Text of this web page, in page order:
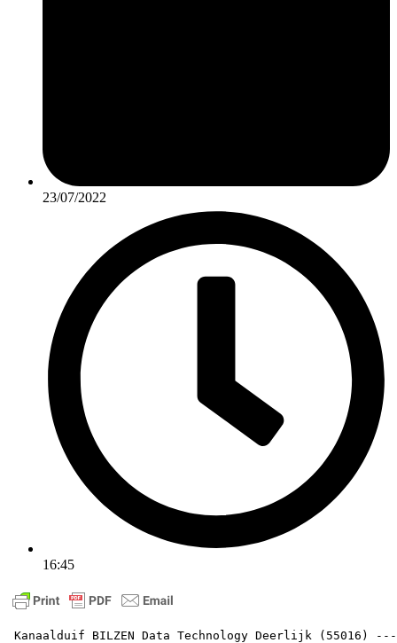
23/07/2022
16:45
Kanaalduif BILZEN Data Technology Deerlijk (55016)